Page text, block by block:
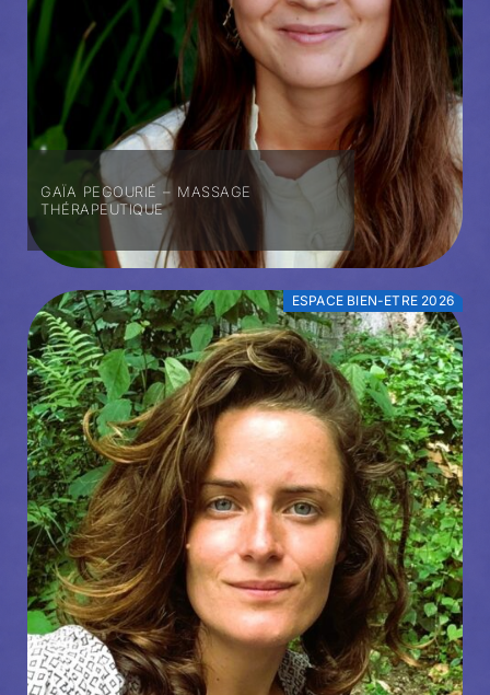
GAÏA PEGOURIÉ – MASSAGE
THÉRAPEUTIQUE
ESPACE BIEN-ETRE 2026